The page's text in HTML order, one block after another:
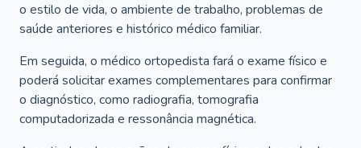
o estilo de vida, o ambiente de trabalho, problemas de
saúde anteriores e histórico médico familiar.
Em seguida, o médico ortopedista fará o exame físico e
poderá solicitar exames complementares para confirmar
o diagnóstico, como radiografia, tomografia
computadorizada e ressonância magnética.